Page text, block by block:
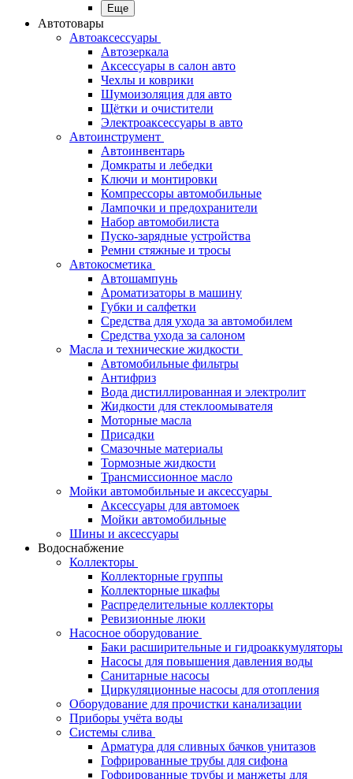
Еще
Автотовары
Автоаксессуары
Автозеркала
Аксессуары в салон авто
Чехлы и коврики
Шумоизоляция для авто
Щётки и очистители
Электроаксессуары в авто
Автоинструмент
Автоинвентарь
Домкраты и лебедки
Ключи и монтировки
Компрессоры автомобильные
Лампочки и предохранители
Набор автомобилиста
Пуско-зарядные устройства
Ремни стяжные и тросы
Автокосметика
Автошампунь
Ароматизаторы в машину
Губки и салфетки
Средства для ухода за автомобилем
Средства ухода за салоном
Масла и технические жидкости
Автомобильные фильтры
Антифриз
Вода дистиллированная и электролит
Жидкости для стеклоомывателя
Моторные масла
Присадки
Смазочные материалы
Тормозные жидкости
Трансмиссионное масло
Мойки автомобильные и аксессуары
Аксессуары для автомоек
Мойки автомобильные
Шины и аксессуары
Водоснабжение
Коллекторы
Коллекторные группы
Коллекторные шкафы
Распределительные коллекторы
Ревизионные люки
Насосное оборудование
Баки расширительные и гидроаккумуляторы
Насосы для повышения давления воды
Санитарные насосы
Циркуляционные насосы для отопления
Оборудование для прочистки канализации
Приборы учёта воды
Системы слива
Арматура для сливных бачков унитазов
Гофрированные трубы для сифона
Гофрированные трубы и манжеты для